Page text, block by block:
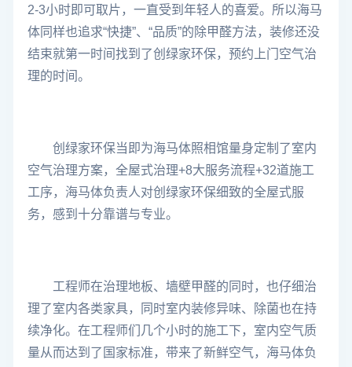
2-3小时即可取片，一直受到年轻人的喜爱。所以海马
体同样也追求“快捷”、“品质”的除甲醛方法，装修还没
结束就第一时间找到了创绿家环保，预约上门空气治
理的时间。
创绿家环保当即为海马体照相馆量身定制了室内
空气治理方案，全屋式治理+8大服务流程+32道施工
工序，海马体负责人对创绿家环保细致的全屋式服
务，感到十分靠谱与专业。
工程师在治理地板、墙壁甲醛的同时，也仔细治
理了室内各类家具，同时室内装修异味、除菌也在持
续净化。在工程师们几个小时的施工下，室内空气质
量从而达到了国家标准，带来了新鲜空气，海马体负